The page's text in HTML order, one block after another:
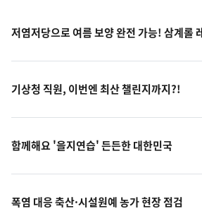
저염저당으로 여름 보양 완전 가능! 삼계롤
기상청 직원, 이번엔 최산 챌린지까지?!
함께해요 '을지연습' 든든한 대한민국
폭염 대응 축산·시설원예 농가 현장 점검